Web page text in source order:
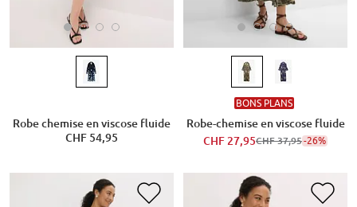
Robe chemise en viscose fluide
CHF 54,95
BONS PLANS
Robe-chemise en viscose fluide
CHF 27,95CHF 37,95-26%